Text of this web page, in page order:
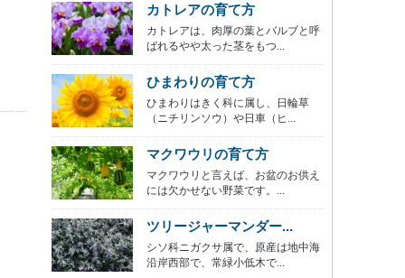
カトレアの育て方
カトレアは、肉厚の葉とバルブと呼
ばれるやや太った茎をもつ...
ひまわりの育て方
ひまわりはきく科に属し、日輪草
（ニチリンソウ）や日車（ヒ...
マクワウリの育て方
マクワウリと言えば、お盆のお供え
には欠かせない野菜です。...
ツリージャーマンダー...
シソ科ニガクサ属で、原産は地中海
沿岸西部で、常緑小低木で...